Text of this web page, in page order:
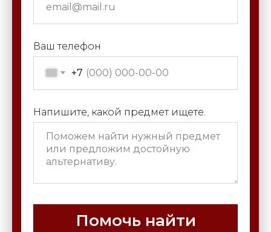
Ваш телефон
+7
Напишите, какой предмет ищете.
Помочь найти